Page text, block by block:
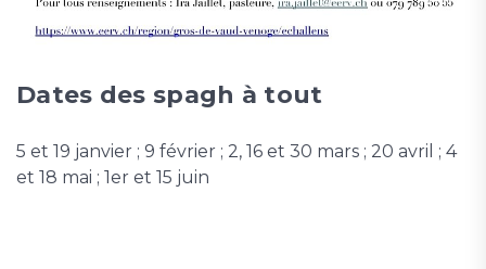
Dates des spagh à tout
5 et 19 janvier ; 9 février ; 2, 16 et 30 mars ; 20 avril ; 4
et 18 mai ; 1er et 15 juin